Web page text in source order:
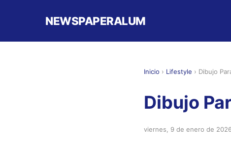
NEWSPAPERALUM
Inicio › Lifestyle › Dibujo
Dibujo
viernes, 9 de enero de 2026